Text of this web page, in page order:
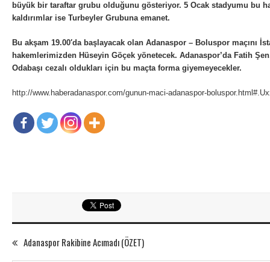
büyük bir taraftar grubu olduğunu gösteriyor. 5 Ocak stadyumu bu
kaldırımlar ise Turbeyler Grubuna emanet.
Bu akşam 19.00′da başlayacak olan Adanaspor – Boluspor maçını
hakemlerimizden Hüseyin Göçek yönetecek. Adanaspor’da Fatih
Odabaşı cezalı oldukları için bu maçta forma giyemeyecekler.
http://www.haberadanaspor.com/gunun-maci-adanaspor-
Adanaspor Rakibine Acımadı (ÖZET)